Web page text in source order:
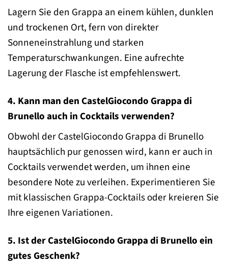
Lagern Sie den Grappa an einem kühlen, dunklen
und trockenen Ort, fern von direkter
Sonneneinstrahlung und starken
Temperaturschwankungen. Eine aufrechte
Lagerung der Flasche ist empfehlenswert.
4. Kann man den CastelGiocondo Grappa di
Brunello auch in Cocktails verwenden?
Obwohl der CastelGiocondo Grappa di Brunello
hauptsächlich pur genossen wird, kann er auch in
Cocktails verwendet werden, um ihnen eine
besondere Note zu verleihen. Experimentieren Sie
mit klassischen Grappa-Cocktails oder kreieren Sie
Ihre eigenen Variationen.
5. Ist der CastelGiocondo Grappa di Brunello ein
gutes Geschenk?